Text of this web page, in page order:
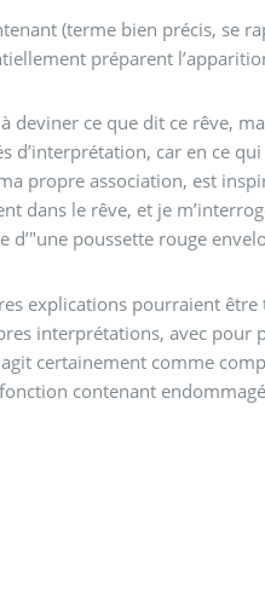
(terme bien précis, se
préparent
deviner ce que dit ce rêve,
d’interprétation, car en ce
propre association, est
dans le rêve, et je
d’"une poussette rouge
explications pourraient être
interprétations, avec pour
certainement comme
contenant